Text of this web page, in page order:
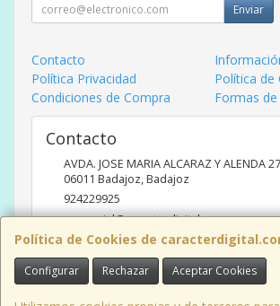
Política de Cookies de
Configurar Rechazar Aceptar Cookies
Enviar
Contacto
Política Privacidad
Política de
Condiciones de Compra
Formas
Contacto
AVDA. JOSE MARIA ALCARAZ Y ALENDA
06011 Badajoz,Badajoz
924229925
comercial@caracterdigital.com
Horario